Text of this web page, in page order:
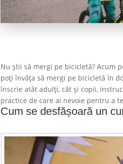
Nu știi să mergi pe bicicletă?
poți învăța să mergi pe bicicletă în
înscrie atât adulți, cât și copii,
practice de care ai nevoie pentru a
Cum se desfășoară un